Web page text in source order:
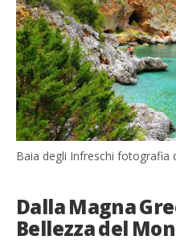
Baia degli Infreschi fotografia
Dalla Magna
Bellezza del